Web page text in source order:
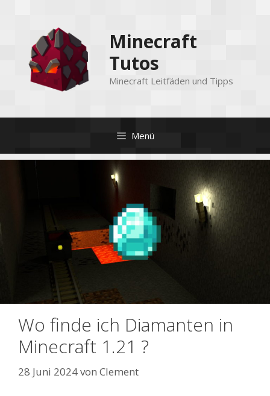
springen
Minecraft
Tutos
Minecraft Leitfäden und Tipps
Menü
Wo finde ich Diamanten in
Minecraft 1.21 ?
28 Juni 2024von Clement